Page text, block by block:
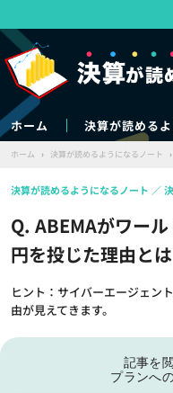
ホーム 決算が読める
ホーム › 決算が読めるようになるノート ›
Q. ABEMAがワー
円を投じた理由と
ヒント：サイバーエージェン
由が見えてきます。
決算が読めるようになるノート
記事を
プランへ